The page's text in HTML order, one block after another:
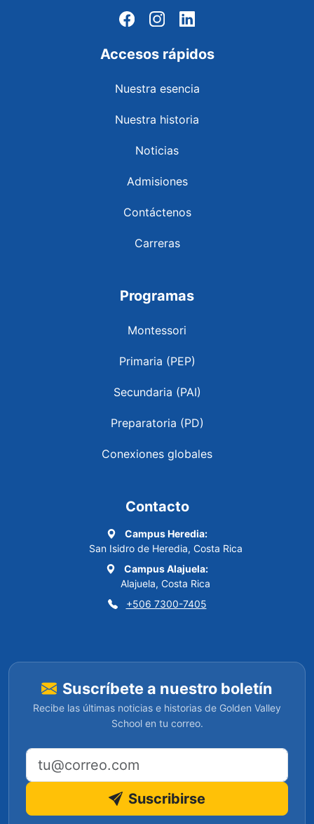
Accesos rápidos
Nuestra esencia
Nuestra historia
Noticias
Admisiones
Contáctenos
Carreras
Programas
Montessori
Primaria (PEP)
Secundaria (PAI)
Preparatoria (PD)
Conexiones globales
Contacto
Campus Heredia:
San Isidro de Heredia, Costa Rica
Campus Alajuela:
Alajuela, Costa Rica
+506 7300-7405
Suscríbete a nuestro boletín
Recibe las últimas noticias e historias de Golden Valley
School en tu correo.
Dirección de correo electrónico
Suscribirse